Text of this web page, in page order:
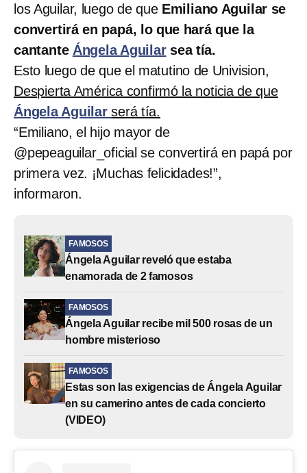
los Aguilar, luego de queEmiliano Aguilar se
convertirá en papá, lo que hará que la
cantante Ángela Aguilarsea tía.
Esto luego de que el matutino de Univision,
Despierta América confirmó la noticia de que
Ángela Aguilarserá tía.
“Emiliano, el hijo mayor de
@pepeaguilar_oficial se convertirá en papá por
primera vez. ¡Muchas felicidades!”,
informaron.
FAMOSOS
Ángela Aguilar reveló que estaba
enamorada de 2 famosos
FAMOSOS
Ángela Aguilar recibe mil 500 rosas de un
hombre misterioso
FAMOSOS
Estas son las exigencias de Ángela Aguilar
en su camerino antes de cada concierto
(VIDEO)